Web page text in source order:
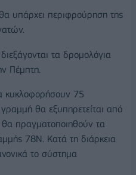
υπάρχει περιφρούρηση της
τα δρομολόγια
Πέμπτη.
75
θα εξυπηρετείται από
πραγματοποιηθούν τα
78Ν. Κατά τη διάρκεια
το σύστημα